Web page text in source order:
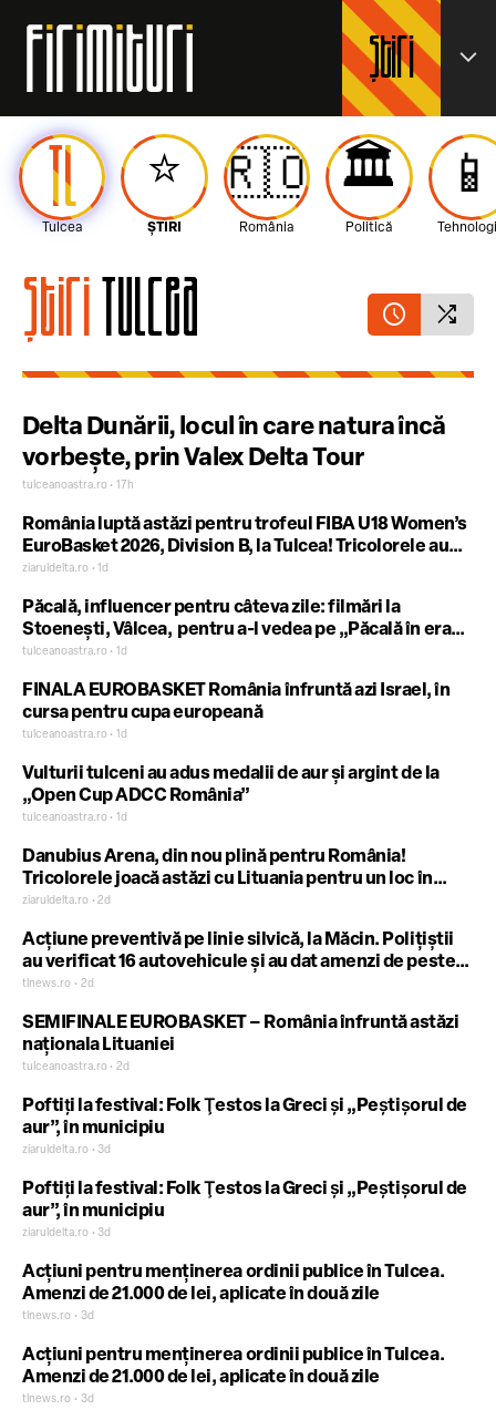
Știri expand_more
TL
Tulcea
⭐️
ȘTIRI
🇷🇴
România
🏛️
Politică
Știri Tulcea schedule shuffle
Delta Dunării, locul în care natura încă
vorbește, prin Valex Delta Tour
tulceanoastra.ro • 17h
România luptă astăzi pentru trofeul FIBA U18 Women’s
EuroBasket 2026, Division B, la Tulcea! Tricolorele au
promovat în Divizia A după 14 ani
ziaruldelta.ro • 1d
Păcală, influencer pentru câteva zile: filmări la
Stoenești, Vâlcea, pentru a-l vedea pe „Păcală în era
digitală”
tulceanoastra.ro • 1d
FINALA EUROBASKET România înfruntă azi Israel, în
cursa pentru cupa europeană
tulceanoastra.ro • 1d
Vulturii tulceni au adus medalii de aur și argint de la
„Open Cup ADCC România”
tulceanoastra.ro • 1d
Danubius Arena, din nou plină pentru România!
Tricolorele joacă astăzi cu Lituania pentru un loc în
marea finală
ziaruldelta.ro • 2d
Acțiune preventivă pe linie silvică, la Măcin. Polițiștii
au verificat 16 autovehicule și au dat amenzi de peste
5.000 de lei
tlnews.ro • 2d
SEMIFINALE EUROBASKET – România înfruntă astăzi
naționala Lituaniei
tulceanoastra.ro • 2d
Poftiţi la festival: Folk Ţestos la Greci şi „Peştişorul de
aur”, în municipiu
ziaruldelta.ro • 3d
Poftiţi la festival: Folk Ţestos la Greci şi „Peştişorul de
aur”, în municipiu
ziaruldelta.ro • 3d
Acțiuni pentru menținerea ordinii publice în Tulcea.
Amenzi de 21.000 de lei, aplicate în două zile
tlnews.ro • 3d
Acțiuni pentru menținerea ordinii publice în Tulcea.
Amenzi de 21.000 de lei, aplicate în două zile
tlnews.ro • 3d